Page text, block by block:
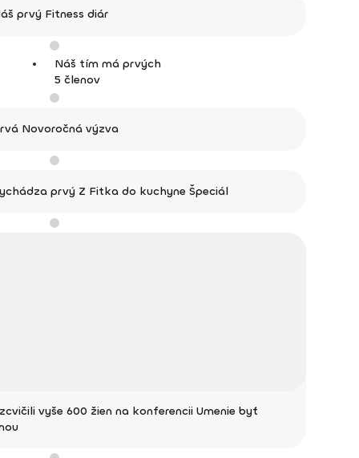
prvý Fitness diár
Náš tím má prvých
5 členov
Novoročná výzva
prvý Z Fitka do kuchyne Špeciál
vyše 600 žien na konferencii Umenie byť